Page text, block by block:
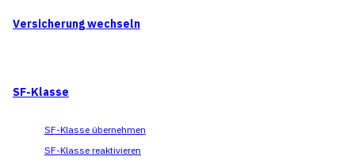
Versicherung wechseln
SF-Klasse
SF-Klasse übernehmen
SF-Klasse reaktivieren